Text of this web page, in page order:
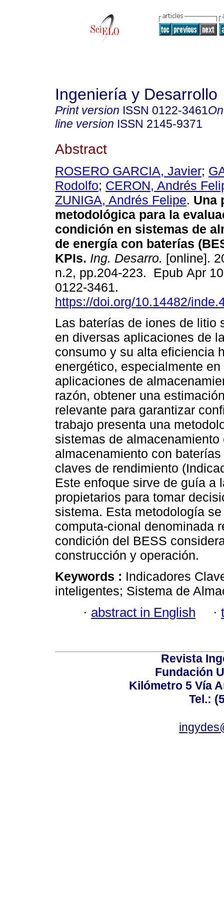
Ingeniería y Desarrollo
Print version ISSN 0122-3461
line version ISSN 2145-9371
Abstract
ROSERO GARCIA, Javier;
Rodolfo; CERON, Andrés
ZUNIGA, Andrés Felipe. Una
metodológica para la
condición en sistemas de
de energía con baterías
KPIs. Ing. Desarro. [online].
n.2, pp.204-223. Epub Apr
0122-3461.
https://doi.org/10.14482/
Las baterías de iones de litio
en diversas aplicaciones de
consumo y su alta eficiencia
energético, especialmente
aplicaciones de
razón, obtener una
relevante para garantizar
trabajo presenta una
sistemas de
almacenamiento con
claves de rendimiento
Este enfoque sirve de guía a
propietarios para tomar
sistema. Esta metodología
computa-cional denominada
condición del BESS
construcción y operación.
Keywords : Indicadores
inteligentes; Sistema de
· abstract in English ·
Revista
Fundación
Kilómetro 5 Vía
Tel.: